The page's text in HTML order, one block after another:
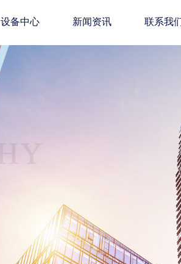
设备中心 新闻资讯 联系我